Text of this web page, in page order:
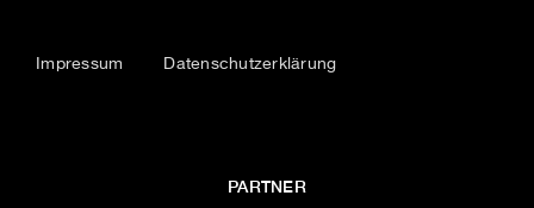
Impressum Datenschutzerklärung
PARTNER